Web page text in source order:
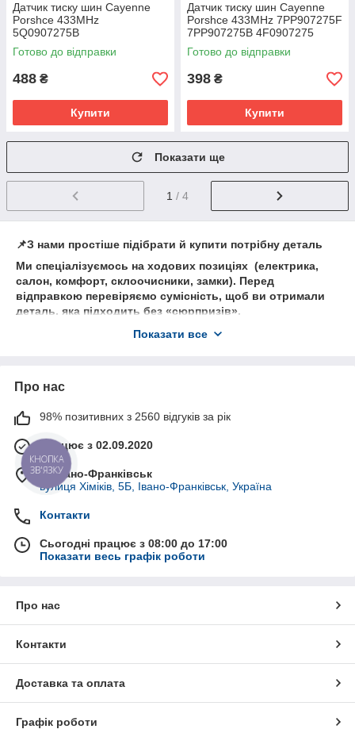
Датчик тиску шин Cayenne
Porshce 433MHz
5Q0907275B
Готово до відправки
488 ₴
Купити
Датчик тиску шин Cayenne
Porshce 433MHz 7PP907275F
7PP907275B 4F0907275
4F0907275D
Готово до відправки
398 ₴
Купити
Показати ще
1 / 4
📌З нами простіше підібрати й купити потрібну деталь
Ми спеціалізуємось на ходових позиціях (електрика,
салон, комфорт, склоочисники, замки). Перед
відправкою перевіряємо сумісність, щоб ви отримали
деталь, яка підходить без «сюрпризів».
💬Як ми допомагаємо клієнтам
бюджет
Показати все
Про нас
98% позитивних з 2560 відгуків за рік
Працює з 02.09.2020
м. Івано-Франківськ
вулиця Хіміків, 5Б, Івано-Франківськ, Україна
Контакти
Сьогодні працює з 08:00 до 17:00
Показати весь графік роботи
Про нас
Контакти
Доставка та оплата
Графік роботи
КНОПКА
ЗВ'ЯЗКУ